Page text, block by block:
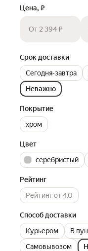
Цена, ₽
От 2 394 ₽
Срок доставки
Сегодня‐завтра
Неважно
Покрытие
хром
Цвет
серебристый
Рейтинг
Рейтинг от 4.0
Способ доставки
Курьером
В
Самовывозом